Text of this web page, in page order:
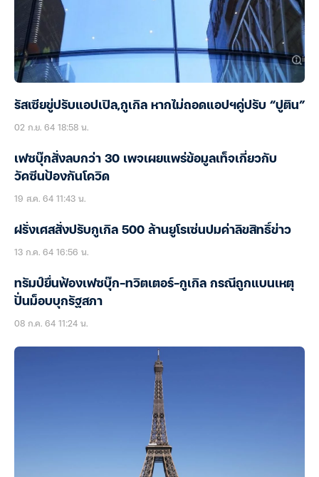
รัสเซียขู่ปรับแอปเปิล,กูเกิล หากไม่ถอดแอปฯคู่ปรับ “ปูติน”
02 ก.ย. 64 18:58 น.
เฟซบุ๊กสั่งลบกว่า 30 เพจเผยแพร่ข้อมูลเท็จเกี่ยวกับ
วัคซีนป้องกันโควิด
19 ส.ค. 64 11:43 น.
ฝรั่งเศสสั่งปรับกูเกิล 500 ล้านยูโรเซ่นปมค่าลิขสิทธิ์ข่าว
13 ก.ค. 64 16:56 น.
ทรัมป์ยื่นฟ้องเฟซบุ๊ก-ทวิตเตอร์-กูเกิล กรณีถูกแบนเหตุ
ปั่นม็อบบุกรัฐสภา
08 ก.ค. 64 11:24 น.